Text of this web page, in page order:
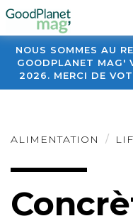
NOUS SOMMES AU
GOODPLANET MAG'
2026. MERCI DE
ALIMENTATION